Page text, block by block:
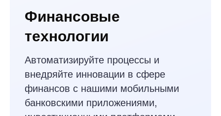
Узнайте, как технологический стартап смог
привлечь $1,2 миллиона с помощью
мобильного приложения для трекинга
здоровых привычек.
WEB FRONTEND BACKEND